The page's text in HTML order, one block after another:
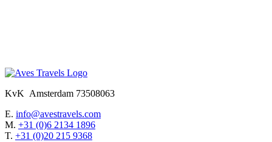
KvK Amsterdam 73508063
E. info@avestravels.com
M. +31 (0)6 2134 1896
T. +31 (0)20 215 9368